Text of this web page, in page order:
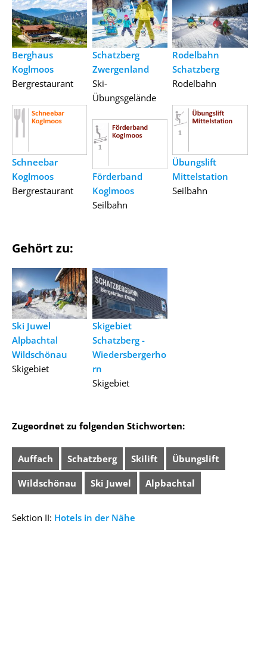
Berghaus
Koglmoos
Bergrestaurant
Schneebar
Koglmoos
Bergrestaurant
Schatzberg
Zwergenland
Ski-
Übungsgelände
Förderband
Koglmoos
Seilbahn
Rodelbahn
Schatzberg
Rodelbahn
Übungslift
Mittelstation
Seilbahn
Gehört zu:
Ski Juwel
Alpbachtal
Wildschönau
Skigebiet
Skigebiet
Schatzberg -
Wiedersbergerho
rn
Skigebiet
Zugeordnet zu folgenden Stichworten:
Auffach Schatzberg Skilift Übungslift
Wildschönau Ski Juwel Alpbachtal
Sektion II: Hotels in der Nähe